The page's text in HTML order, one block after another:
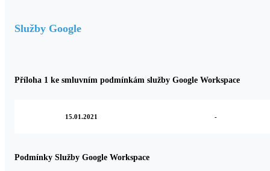
Služby Google
Příloha 1 ke smluvním podmínkám služby Google Workspace
15.01.2021 -
Podmínky Služby Google Workspace